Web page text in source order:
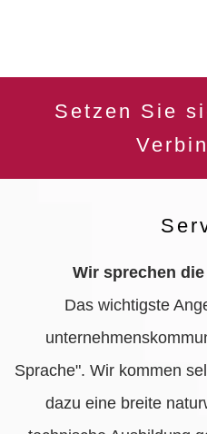
Setzen Sie
Wir sprechen
Das wichtigste
Sprache". Wir kommen
dazu eine breite